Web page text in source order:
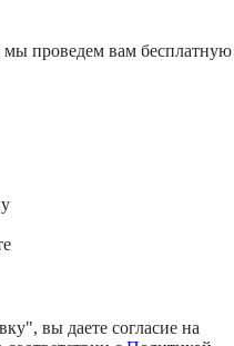
проведем вам бесплатную
", вы даете согласие на